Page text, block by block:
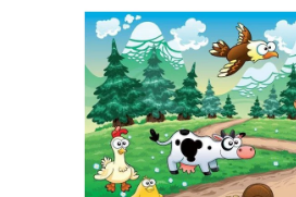
z
5
hvězdiček.